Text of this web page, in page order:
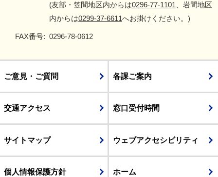
(友部・笠間地区内からは0296-77-1101 、岩間地区
内からは0299-37-6611へお掛けください。)
FAX番号: 0296-78-0612
ご意見・ご質問 各課ご案内
交通アクセス 窓口受付時間
サイトマップ ウェブアクセシビリティ
個人情報保護方針 ホーム